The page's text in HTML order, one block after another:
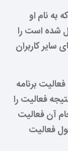
به نام او
شده است را
کاربران
برنامه
فعالیت را
آن فعالیت
فعالیت